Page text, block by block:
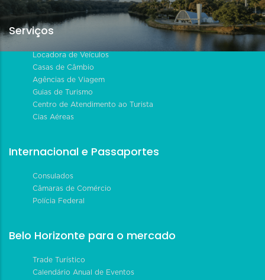
Serviços
Locadora de Veículos
Casas de Câmbio
Agências de Viagem
Guias de Turismo
Centro de Atendimento ao Turista
Cias Aéreas
Internacional e Passaportes
Consulados
Câmaras de Comércio
Polícia Federal
Belo Horizonte para o mercado
Trade Turístico
Calendário Anual de Eventos